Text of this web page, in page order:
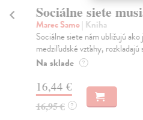
Sociálne siete
Marec Samo| Kniha
Sociálne siete nám ubližujú
medziľudské vzťahy, rozkladajú
Na sklade ?
16,44 €
16,95 € ?